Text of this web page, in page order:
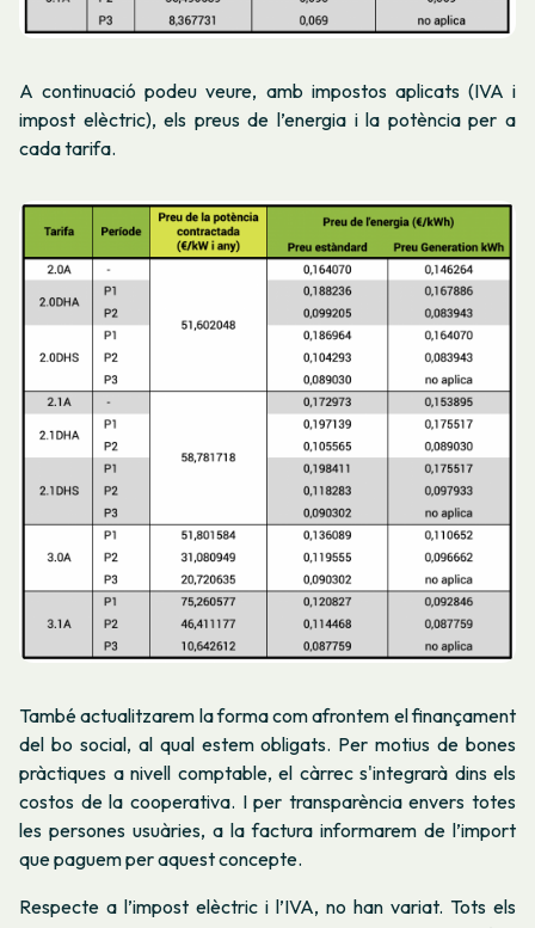
A continuació podeu veure, amb impostos aplicats (IVA i
impost elèctric), els preus de l’energia i la potència per a
cada tarifa.
També actualitzarem la forma com afrontem el finançament
del bo social, al qual estem obligats. Per motius de bones
pràctiques a nivell comptable, el càrrec s'integrarà dins els
costos de la cooperativa. I per transparència envers totes
les persones usuàries, a la factura informarem de l’import
que paguem per aquest concepte.
Respecte a l’impost elèctric i l’IVA, no han variat. Tots els